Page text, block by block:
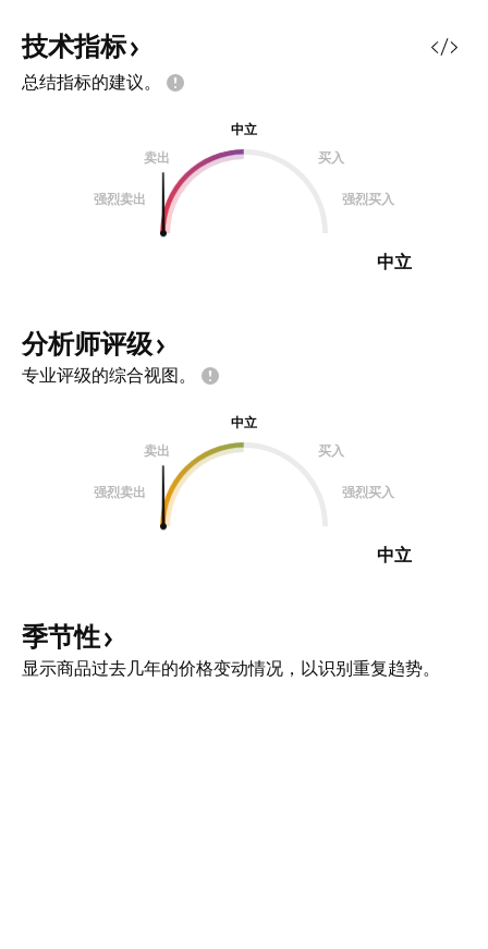
技术指标
总结指标的建议。
中立
卖出
买入
强烈卖出 强烈买入
中立
分析师评级
专业评级的综合视图。
中立
卖出
买入
强烈卖出 强烈买入
中立
季节性
显示商品过去几年的价格变动情况，以识别重复趋势。